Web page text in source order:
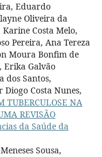
Eduardo
Oliveira da
Costa Melo,
Pereira, Ana Tereza
Moura Bonfim de
Erika Galvão
dos Santos,
Diogo Costa Nunes,
TUBERCULOSE NA
REVISÃO
da Saúde da
Sousa,